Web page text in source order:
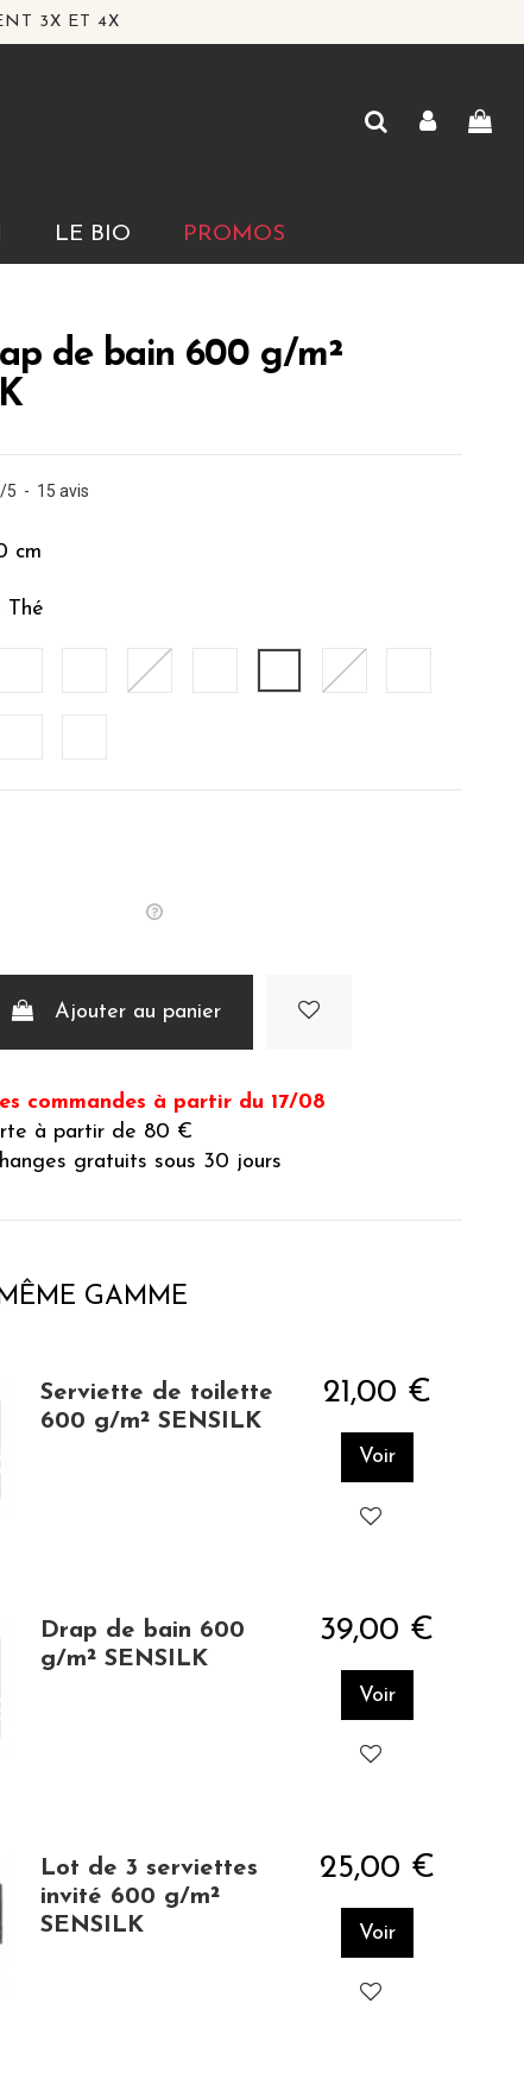
3X ET 4X
LE BIO PROMOS
de bain 600 g/m²
/5 - 15 avis
cm
Thé
CaramelAuburn Rose ThéCardinal
Ajouter au panier
commandes à partir du 17/08
à partir de 80 €
gratuits sous 30 jours
GAMME
Serviette de toilette
600 g/m² SENSILK
21,00 €
Voir
Drap de bain 600
g/m² SENSILK
39,00 €
Voir
Lot de 3 serviettes
invité 600 g/m²
SENSILK
25,00 €
Voir